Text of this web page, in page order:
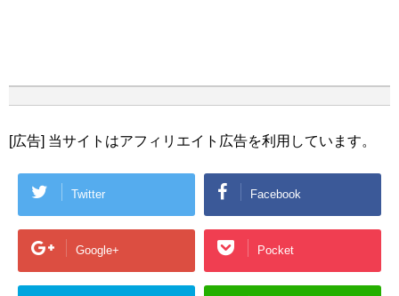
[広告] 当サイトはアフィリエイト広告を利用しています。
Twitter Facebook
Google+ Pocket